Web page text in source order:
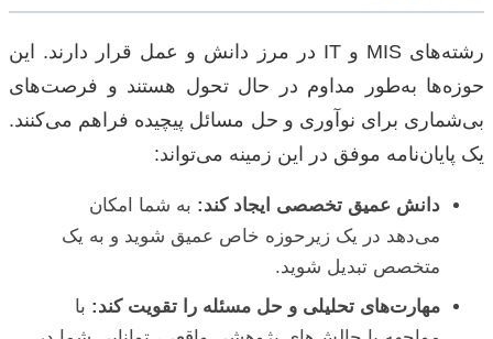
رشته‌های MIS و IT در مرز دانش و عمل قرار دارند. این
حوزه‌ها به‌طور مداوم در حال تحول هستند و فرصت‌های
بی‌شماری برای نوآوری و حل مسائل پیچیده فراهم می‌کنند.
یک پایان‌نامه موفق در این زمینه می‌تواند:
دانش عمیق تخصصی ایجاد کند: به شما امکان
می‌دهد در یک زیرحوزه خاص عمیق شوید و به یک
متخصص تبدیل شوید.
مهارت‌های تحلیلی و حل مسئله را تقویت کند: با